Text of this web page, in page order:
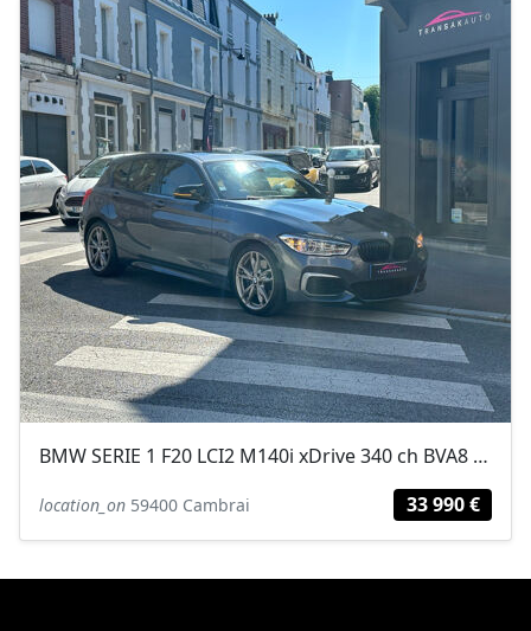
BMW SERIE 1 F20 LCI2 M140i xDrive 340 ch BVA8 / ENTRETIEN COMPLET / TOIT...
location_on 59400 Cambrai 33 990 €